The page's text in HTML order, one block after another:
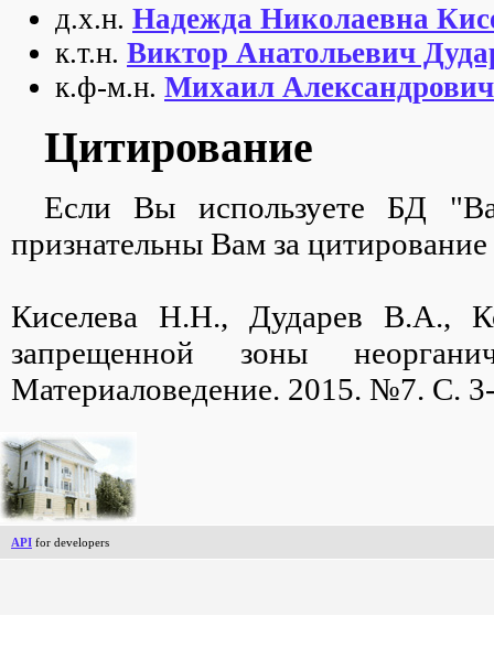
д.х.н. Надежда Николаевна
к.т.н. Виктор Анатольевич
к.ф-м.н. Михаил
Цитирование
Если Вы используете БД
признательны Вам за
Киселева Н.Н., Дударев В.А.,
запрещенной зоны
Материаловедение. 2015. №7. С.
API for developers